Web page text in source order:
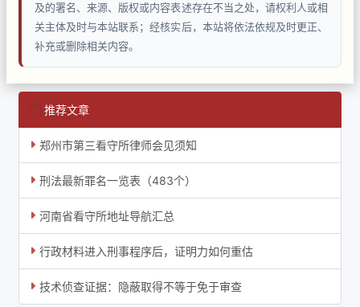
及的署名、来源、版权或内容表述存在不当之处，请权利人或相
关主体及时与本站联系；经核实后，本站将依法依规及时更正、
补充或删除相关内容。
推荐文章
郑州市第三看守所律师会见须知
刑法最新罪名一览表（483个）
河南省看守所地址导航汇总
行政材料进入刑事程序后，证明力如何重估
技术侦查证据：隐蔽取得不等于免于审查